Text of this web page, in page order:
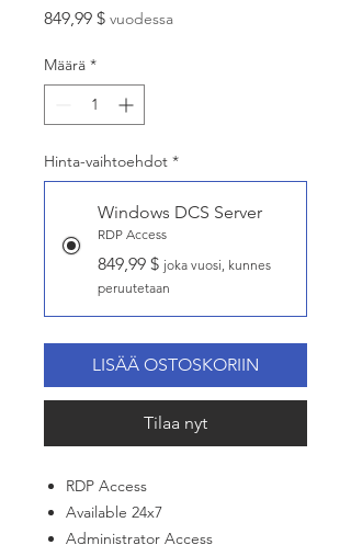
849,99 $Hinta
vuodessa
Määrä *
Hinta-vaihtoehdot *
Windows DCS Server
RDP Access
849,99 $ joka vuosi, kunnes
peruutetaan
LISÄÄ OSTOSKORIIN
Tilaa nyt
RDP Access
Available 24x7
Administrator Access